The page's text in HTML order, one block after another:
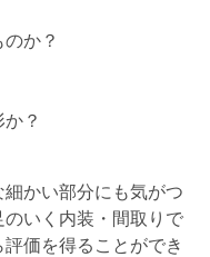
か？
？
かい部分にも気がつ
いく内装・間取りで
価を得ることができ